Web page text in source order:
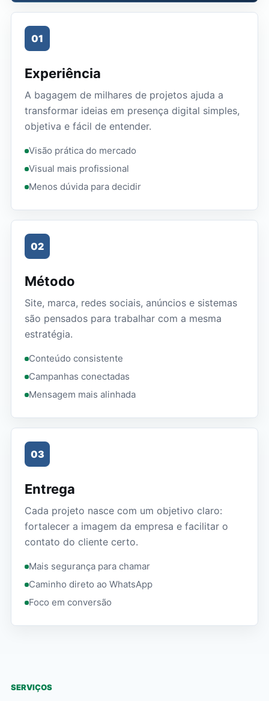
01
Experiência
A bagagem de milhares de projetos ajuda a
transformar ideias em presença digital simples,
objetiva e fácil de entender.
Visão prática do mercado
Visual mais profissional
Menos dúvida para decidir
02
Método
Site, marca, redes sociais, anúncios e sistemas
são pensados para trabalhar com a mesma
estratégia.
Conteúdo consistente
Campanhas conectadas
Mensagem mais alinhada
03
Entrega
Cada projeto nasce com um objetivo claro:
fortalecer a imagem da empresa e facilitar o
contato do cliente certo.
Mais segurança para chamar
Caminho direto ao WhatsApp
Foco em conversão
SERVIÇOS